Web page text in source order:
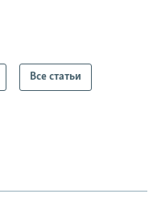
Все статьи